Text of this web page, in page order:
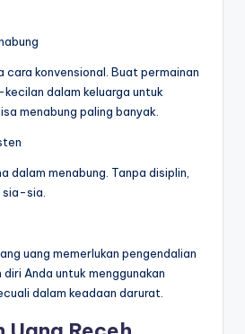
cara konvensional. Buat permainan
dalam keluarga untuk
menabung paling banyak.
dalam menabung. Tanpa disiplin,
sia-sia.
uang memerlukan pengendalian
Anda untuk menggunakan
dalam keadaan darurat.